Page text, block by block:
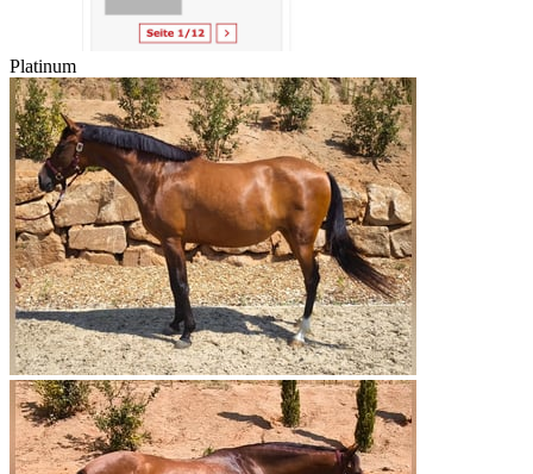
Platinum